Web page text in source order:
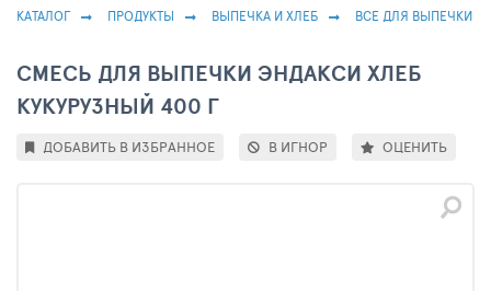
КАТАЛОГ ПРОДУКТЫ ВЫПЕЧКА И ХЛЕБ ВСЕ ДЛЯ ВЫПЕЧКИ
СМЕСЬ ДЛЯ ВЫПЕЧКИ ЭНДАКСИ ХЛЕБ
КУКУРУЗНЫЙ 400 Г
ДОБАВИТЬ В ИЗБРАННОЕ В ИГНОР ОЦЕНИТЬ